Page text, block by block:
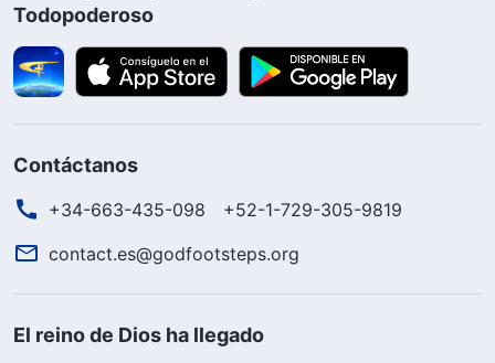
Todopoderoso
Contáctanos
+34-663-435-098
+52-1-729-305-9819
contact.es@godfootsteps.org
El reino de Dios ha llegado